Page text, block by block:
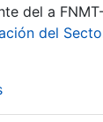
del a
del